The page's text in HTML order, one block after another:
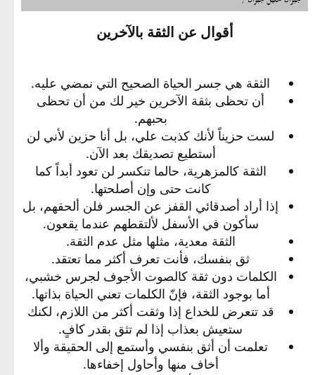
أقوال عن الثقة بالآخرين​
الثقة هي جسر الحياة الصحيح التي نمضي عليه.​
أن تحظى بثقة الآخرين خير لك من أن تحظى
بحبهم.​
لست حزيناً لأنك كذبت علي، بل أنا حزين لأني لن
أستطيع تصديقك بعد الآن.​
الثقة كالمزهرية، حالما تنكسر لن تعود أبداً كما
كانت حتى وإن أصلحتها.​
إذا أراد أصدقائي القفز عن الجسر فلن ألحقهم، بل
سأكون في الأسفل لألتقطهم عندما يقعون.​
الثقة معدية، مثلها مثل عدم الثقة.​
ثق بنفسك، فأنت تعرف أكثر مما تعتقد.​
الكلمات دون ثقة كالصوت الأجوف لجرس خشبي،
أما بوجود الثقة، فإنّ الكلمات تعني الحياة بذاتها.​
قد تتعرض للخداع إذا وثقت أكثر من اللازم، لكنك
ستعيش بعذاب إذا لم تثق بقدر كافٍ.​
تعلمت أن أثق بنفسي وأستمع إلى الحقيقة وألا
أخاف منها وأحاول إخفاءها.​